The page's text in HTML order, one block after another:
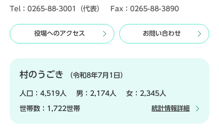
Tel：0265-88-3001（代表） Fax：0265-88-3890
役場へのアクセス お問い合わせ
村のうごき （令和8年7月1日）
人口： 4,519人 男： 2,174人 女： 2,345人
世帯数： 1,722世帯 統計情報詳細